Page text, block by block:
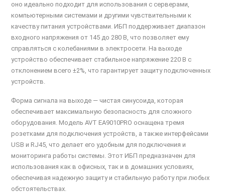
оно идеально подходит для использования с серверами,
компьютерными системами и другими чувствительными к
качеству питания устройствами. ИБП поддерживает диапазон
входного напряжения от 145 до 280 В, что позволяет ему
справляться с колебаниями в электросети. На выходе
устройство обеспечивает стабильное напряжение 220 В с
отклонением всего ±2%, что гарантирует защиту подключенных
устройств.
Форма сигнала на выходе — чистая синусоида, которая
обеспечивает максимальную безопасность для сложного
оборудования. Модель AVT EA9010PRO оснащена тремя
розетками для подключения устройств, а также интерфейсами
USB и RJ45, что делает его удобным для подключения и
мониторинга работы системы. Этот ИБП предназначен для
использования как в офисных, так и в домашних условиях,
обеспечивая надежную защиту и стабильную работу при любых
обстоятельствах.